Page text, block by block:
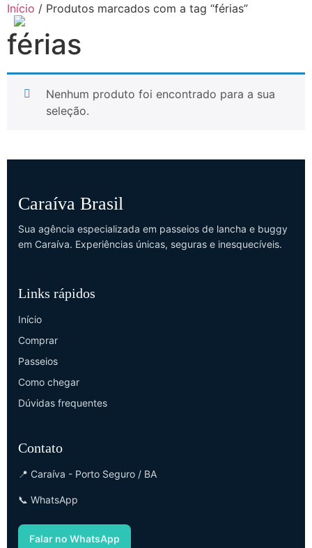
Início / Produtos marcados com a tag “férias”
férias
Nenhum produto foi encontrado para a sua
seleção.
Caraíva Brasil
Sua agência especializada em passeios de lancha e buggy
em Caraíva. Experiências únicas, seguras e inesquecíveis.
Links rápidos
Início
Comprar
Passeios
Como chegar
Dúvidas frequentes
Contato
📍 Caraíva - Porto Seguro / BA
📞 WhatsApp
Falar no WhatsApp